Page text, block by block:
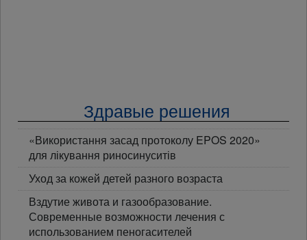
Здравые решения
«Використання засад протоколу EPOS 2020»
для лікування риносинуситів
Уход за кожей детей разного возраста
Вздутие живота и газообразование.
Современные возможности лечения с
использованием пеногасителей